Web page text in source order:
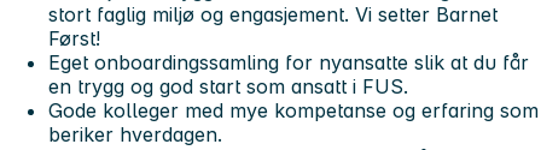
stort faglig miljø og engasjement. Vi setter Barnet
Først!
Eget onboardingssamling for nyansatte slik at du får
en trygg og god start som ansatt i FUS.
Gode kolleger med mye kompetanse og erfaring som
beriker hverdagen.